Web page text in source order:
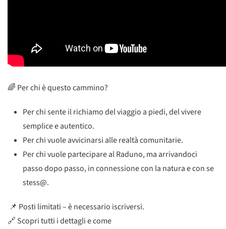
🌈 Per chi è questo cammino?
Per chi sente il richiamo del viaggio a piedi, del vivere
semplice e autentico.
Per chi vuole avvicinarsi alle realtà comunitarie.
Per chi vuole partecipare al Raduno, ma arrivandoci
passo dopo passo, in connessione con la natura e con se
stess@.
📌 Posti limitati – è necessario iscriversi.
🔗 Scopri tutti i dettagli e come